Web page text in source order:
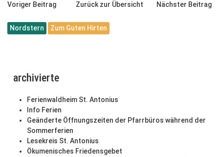
Voriger Beitrag Zurück zur Übersicht Nächster Beitrag
Nordstern Zum Guten Hirten
archivierte
Ferienwaldheim St. Antonius
Info Ferien
Geänderte Öffnungszeiten der Pfarrbüros während der
Sommerferien
Lesekreis St. Antonius
Ökumenisches Friedensgebet